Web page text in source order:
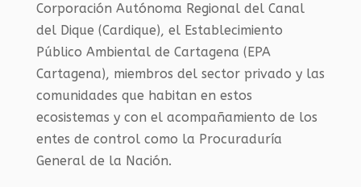
Corporación Autónoma Regional del Canal
del Dique (Cardique), el Establecimiento
Público Ambiental de Cartagena (EPA
Cartagena), miembros del sector privado y las
comunidades que habitan en estos
ecosistemas y con el acompañamiento de los
entes de control como la Procuraduría
General de la Nación.